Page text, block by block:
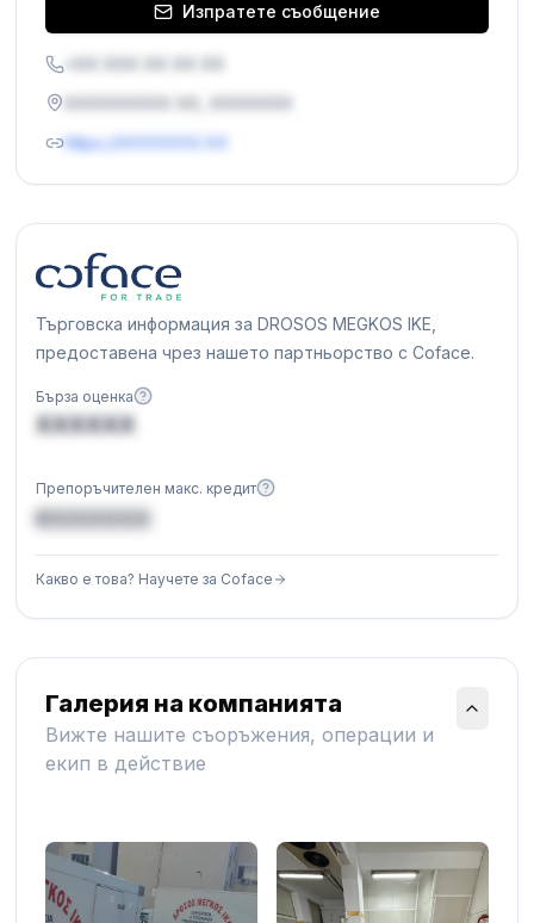
Изпратете съобщение
https://XXXXXXX.XX
Галерия на компанията
Вижте нашите съоръжения, операции и
екип в действие
Търговска информация за DROSOS MEGKOS IKE,
предоставена чрез нашето партньорство с Coface.
Бърза оценка
XXXXXX
Препоръчителен макс. кредит
€XXXXXX
Какво е това? Научете за Coface